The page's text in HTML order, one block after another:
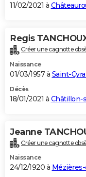
11/02/2021 à
Regis
Créer une cagnotte
Naissance
01/03/1957 à Saint-
Décès
18/01/2021 à Châtillon-
Jeanne
Créer une cagnotte
Naissance
24/12/1920 à